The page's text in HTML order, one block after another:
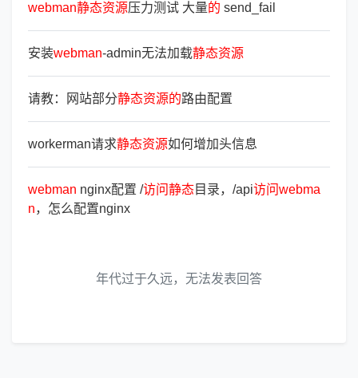
webman静态资源压力测试 大量的 send_fail
安装webman-admin无法加载静态资源
请教：网站部分静态资源的路由配置
workerman请求静态资源如何增加头信息
webman nginx配置 /访问静态目录，/api访问webma
n，怎么配置nginx
年代过于久远，无法发表回答